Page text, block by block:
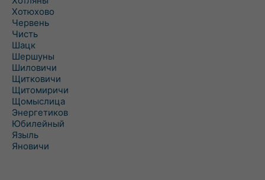
Хотюхово
Червень
Чисть
Шацк
Шершуны
Шиловичи
Щитковичи
Щитомиричи
Щомыслица
Энергетиков
Юбилейный
Языль
Яновичи